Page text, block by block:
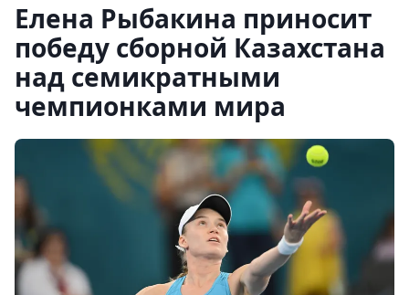
Елена Рыбакина приносит
победу сборной Казахстана
над семикратными
чемпионками мира